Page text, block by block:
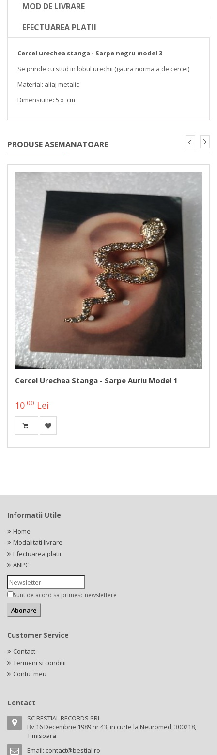
MOD DE LIVRARE
EFECTUAREA PLATII
Cercel urechea stanga - Sarpe negru model 3
Se prinde cu stud in lobul urechii (gaura normala de cercei)
Material: aliaj metalic
Dimensiune: 5 x cm
PRODUSE ASEMANATOARE
Cercel Urechea Stanga - Sarpe Auriu Model 1
10 00 Lei
Informatii Utile
Home
Modalitati livrare
Efectuarea platii
ANPC
Sunt de acord sa primesc newslettere
Customer Service
Contact
Termeni si conditii
Contul meu
Contact
SC BESTIAL RECORDS SRL
Bv 16 Decembrie 1989 nr 43, in curte la Neuromed, 300218,
Timisoara
Email: contact@bestial.ro